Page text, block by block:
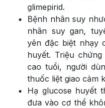
glimepirid.
Bệnh nhân suy
nhân suy gan,
yên đặc biệt nhạy
huyết. Triệu
cao tuổi, người
thuốc liệt giao cảm
Hạ glucose huyết
đưa vào cơ thể